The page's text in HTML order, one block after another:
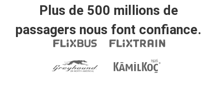
Plus de 500 millions de
passagers nous font confiance.